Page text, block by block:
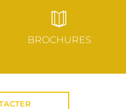
BROCHURES